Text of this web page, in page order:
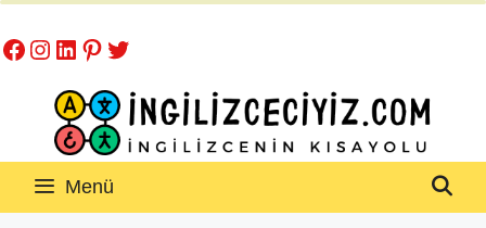
atla
Facebook
Instagram
LinkedIn
Pinterest
Twitter
Menü